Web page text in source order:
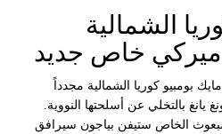
الشمالية
خاص جديد
بومبيو كوريا الشمالية مجدداً
يانغ بالتخلي عن أسلحتها النووية.
الخاص ستيفن بياجون سيرافق